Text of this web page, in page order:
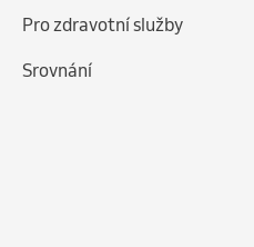
Pro zdravotní služby
Srovnání